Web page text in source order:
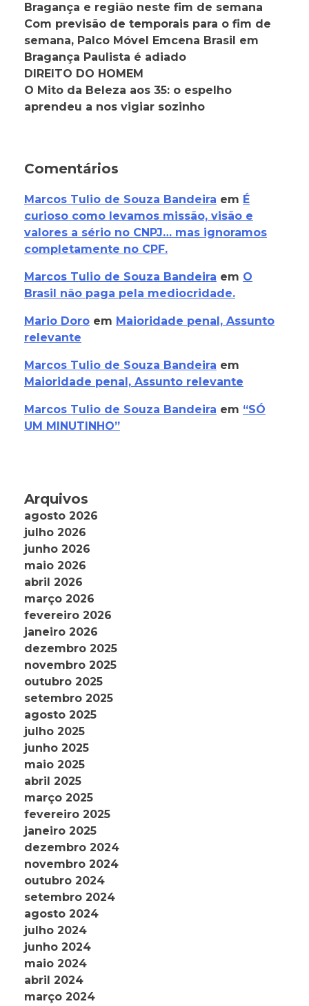
Bragança e região neste fim de semana
Com previsão de temporais para o fim de
semana, Palco Móvel Emcena Brasil em
Bragança Paulista é adiado
DIREITO DO HOMEM
O Mito da Beleza aos 35: o espelho
aprendeu a nos vigiar sozinho
Comentários
Marcos Tulio de Souza Bandeira em É
curioso como levamos missão, visão e
valores a sério no CNPJ… mas ignoramos
completamente no CPF.
Marcos Tulio de Souza Bandeira em O
Brasil não paga pela mediocridade.
Mario Doro em Maioridade penal, Assunto
relevante
Marcos Tulio de Souza Bandeira em
Maioridade penal, Assunto relevante
Marcos Tulio de Souza Bandeira em “SÓ
UM MINUTINHO”
Arquivos
agosto 2026
julho 2026
junho 2026
maio 2026
abril 2026
março 2026
fevereiro 2026
janeiro 2026
dezembro 2025
novembro 2025
outubro 2025
setembro 2025
agosto 2025
julho 2025
junho 2025
maio 2025
abril 2025
março 2025
fevereiro 2025
janeiro 2025
dezembro 2024
novembro 2024
outubro 2024
setembro 2024
agosto 2024
julho 2024
junho 2024
maio 2024
abril 2024
março 2024